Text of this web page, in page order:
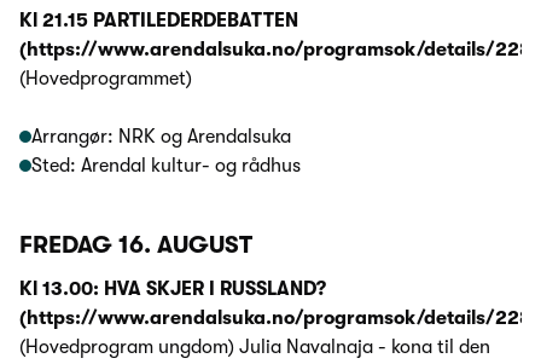
Kl 21.15 PARTILEDERDEBATTEN
(https://www.arendalsuka.no/programsok/details/
(Hovedprogrammet)
Arrangør: NRK og Arendalsuka
Sted: Arendal kultur- og rådhus
FREDAG 16. AUGUST
Kl 13.00: HVA SKJER I RUSSLAND?
(https://www.arendalsuka.no/programsok/details/
(Hovedprogram ungdom) Julia Navalnaja - kona til den